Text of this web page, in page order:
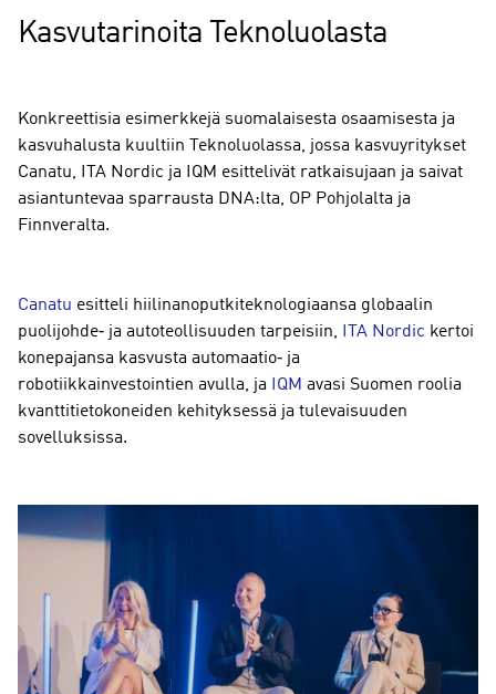
Kasvutarinoita Teknoluolasta
Konkreettisia esimerkkejä suomalaisesta osaamisesta ja
kasvuhalusta kuultiin Teknoluolassa, jossa kasvuyritykset
Canatu, ITA Nordic ja IQM esittelivät ratkaisujaan ja saivat
asiantuntevaa sparrausta DNA:lta, OP Pohjolalta ja
Finnveralta.
Canatu esitteli hiilinanoputkiteknologiaansa globaalin
puolijohde‑ ja autoteollisuuden tarpeisiin, ITA Nordic kertoi
konepajansa kasvusta automaatio‑ ja
robotiikkainvestointien avulla, ja IQM avasi Suomen roolia
kvanttitietokoneiden kehityksessä ja tulevaisuuden
sovelluksissa.